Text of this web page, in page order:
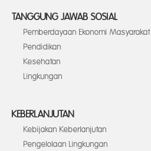
TANGGUNG JAWAB SOSIAL
Pemberdayaan Ekonomi Masyarakat
Pendidikan
Kesehatan
Lingkungan
KEBERLANJUTAN
Kebijakan Keberlanjutan
Pengelolaan Lingkungan